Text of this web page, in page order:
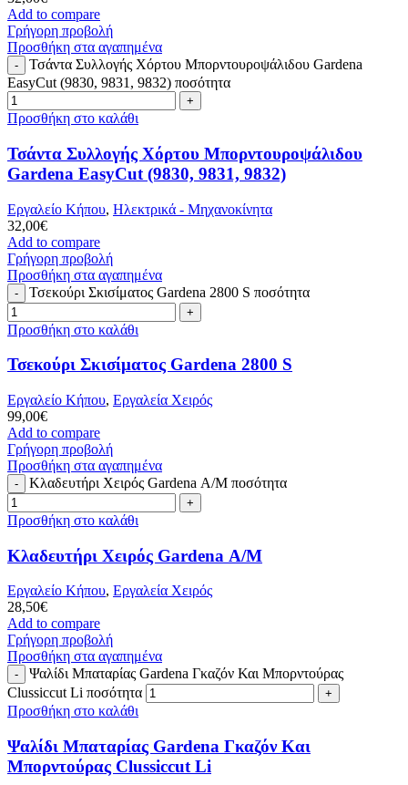
Add to compare
Γρήγορη προβολή
Προσθήκη στα αγαπημένα
Τσάντα Συλλογής Χόρτου Μπορντουροψάλιδου Gardena
EasyCut (9830, 9831, 9832) ποσότητα
Προσθήκη στο καλάθι
Τσάντα Συλλογής Χόρτου Μπορντουροψάλιδου
Gardena EasyCut (9830, 9831, 9832)
Εργαλείο Κήπου, Ηλεκτρικά - Μηχανοκίνητα
32,00€
Add to compare
Γρήγορη προβολή
Προσθήκη στα αγαπημένα
Τσεκούρι Σκισίματος Gardena 2800 S ποσότητα
Προσθήκη στο καλάθι
Τσεκούρι Σκισίματος Gardena 2800 S
Εργαλείο Κήπου, Εργαλεία Χειρός
99,00€
Add to compare
Γρήγορη προβολή
Προσθήκη στα αγαπημένα
Κλαδευτήρι Χειρός Gardena Α/Μ ποσότητα
Προσθήκη στο καλάθι
Κλαδευτήρι Χειρός Gardena Α/Μ
Εργαλείο Κήπου, Εργαλεία Χειρός
28,50€
Add to compare
Γρήγορη προβολή
Προσθήκη στα αγαπημένα
Ψαλίδι Μπαταρίας Gardena Γκαζόν Και Μπορντούρας
Clussiccut Li ποσότητα
Προσθήκη στο καλάθι
Ψαλίδι Μπαταρίας Gardena Γκαζόν Και
Μπορντούρας Clussiccut Li